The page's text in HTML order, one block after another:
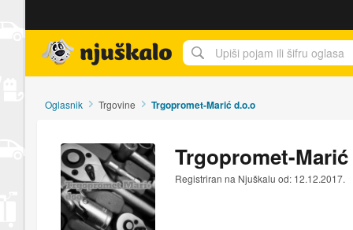
Oglasnik Trgovine Trgopromet-Marić d.o.o
Trgopromet-
Registriran na Njuškalu od: 12.12.2017.